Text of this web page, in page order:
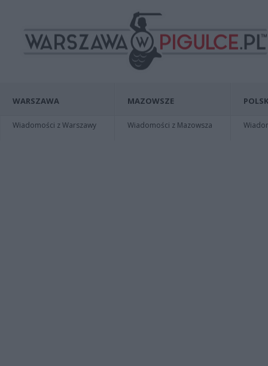
WARSZAWA
Wiadomości z Warszawy
MAZOWSZE
Wiadomości z Mazowsza